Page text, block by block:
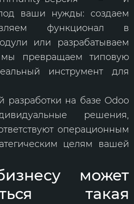
ваши нужды: создаем
функционал в
или разрабатываем
превращаем типовую
инструмент для
разработки на базе Odoo
решения,
операционным
целям вашей
может
такая